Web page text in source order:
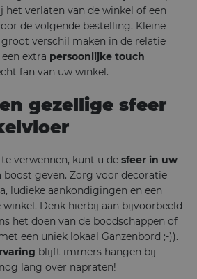
het verlaten van de winkel of een
de volgende bestelling. Kleine
verschil maken in de relatie
extra persoonlijke touch
fan van uw winkel.
gezellige sfeer
verwennen, kunt u de sfeer in uw
boost geven. Zorg voor decoratie
ludieke aankondigingen en een
winkel. Denk hierbij aan bijvoorbeeld
het doen van de boodschappen of
een uniek lokaal Ganzenbord ;-)).
blijft immers hangen bij
lang over napraten!